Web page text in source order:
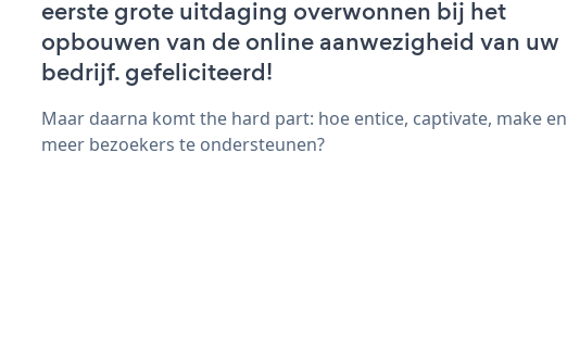
eerste grote uitdaging overwonnen bij het
opbouwen van de online aanwezigheid van uw
bedrijf. gefeliciteerd!
Maar daarna komt the hard part: hoe entice, captivate, make en
meer bezoekers te ondersteunen?